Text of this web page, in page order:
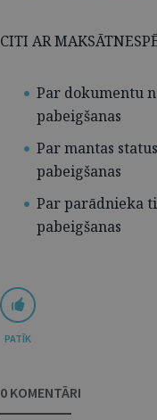
CITI AR
Par dokumentu
pabeigšanas
Par mantas
pabeigšanas
Par parādnieka
pabeigšanas
PATĪK
0 KOMENTĀRI